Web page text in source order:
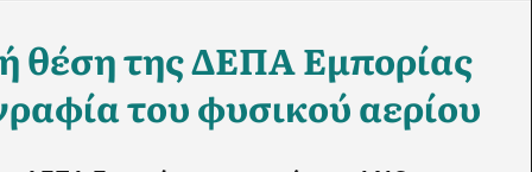
θέση της ΔΕΠΑ Εμπορίας
του φυσικού αερίου